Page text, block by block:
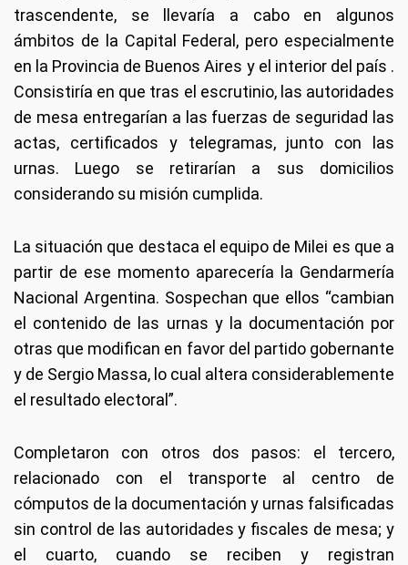
trascendente, se llevaría a cabo en algunos
ámbitos de la Capital Federal, pero especialmente
en la Provincia de Buenos Aires y el interior del país .
Consistiría en que tras el escrutinio, las autoridades
de mesa entregarían a las fuerzas de seguridad las
actas, certificados y telegramas, junto con las
urnas. Luego se retirarían a sus domicilios
considerando su misión cumplida.
La situación que destaca el equipo de Milei es que a
partir de ese momento aparecería la Gendarmería
Nacional Argentina. Sospechan que ellos “cambian
el contenido de las urnas y la documentación por
otras que modifican en favor del partido gobernante
y de Sergio Massa, lo cual altera considerablemente
el resultado electoral”.
Completaron con otros dos pasos: el tercero,
relacionado con el transporte al centro de
cómputos de la documentación y urnas falsificadas
sin control de las autoridades y fiscales de mesa; y
el cuarto, cuando se reciben y registran